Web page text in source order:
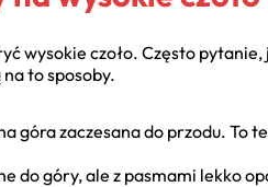
wysokie czoło. Często pytanie,
to sposoby.
góra zaczesana do przodu. To
do góry, ale z pasmami lekko